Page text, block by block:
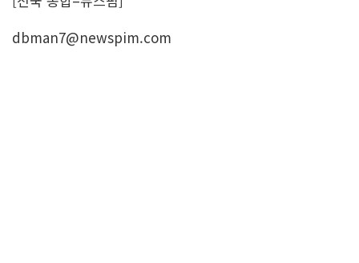
dbman7@newspim.com